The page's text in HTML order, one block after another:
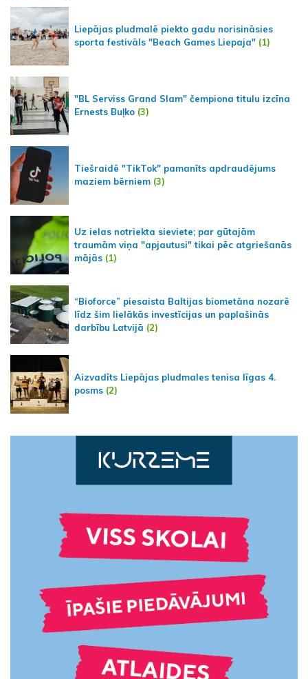
Liepājas pludmalē piekto gadu norisināsies
sporta festivāls "Beach Games Liepaja" (1)
"BL Serviss Grand Slam" čempiona titulu izcīna
Ernests Buļko (3)
Tiešraidē "TikTok" pamanīts apdraudējums
maziem bērniem (3)
Uz ielas notriekta sieviete; par gūtajām
traumām viņa "apjautusi" tikai pēc atgriešanās
mājās (1)
“Bioforce” piesaista Baltijas biometāna nozarē
līdz šim lielākās investīcijas un paplašinās
darbību Latvijā (2)
Aizvadīts Liepājas pludmales tenisa līgas 4.
posms (2)